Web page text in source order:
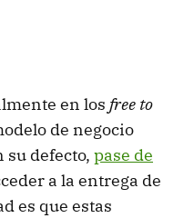
en los free to
de negocio
su defecto, pase de
a la entrega de
es que estas